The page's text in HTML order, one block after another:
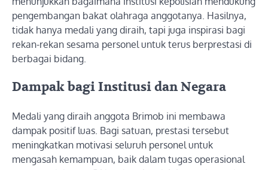
pengembangan bakat olahraga anggotanya. Hasilnya,
tidak hanya medali yang diraih, tapi juga inspirasi bagi
rekan-rekan sesama personel untuk terus berprestasi di
berbagai bidang.
Dampak bagi Institusi dan Negara
Medali yang diraih anggota Brimob ini membawa
dampak positif luas. Bagi satuan, prestasi tersebut
meningkatkan motivasi seluruh personel untuk
mengasah kemampuan, baik dalam tugas operasional